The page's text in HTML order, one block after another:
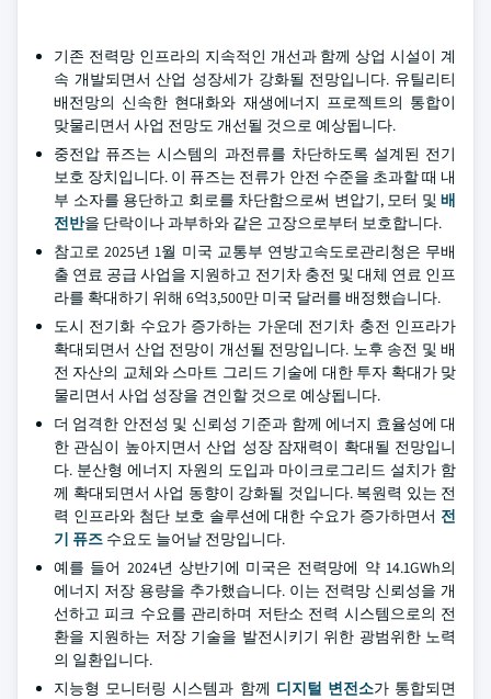
기존 전력망 인프라의 지속적인 개선과 함께 상업 시설이 계
속 개발되면서 산업 성장세가 강화될 전망입니다. 유틸리티
배전망의 신속한 현대화와 재생에너지 프로젝트의 통합이
맞물리면서 사업 전망도 개선될 것으로 예상됩니다.
중전압 퓨즈는 시스템의 과전류를 차단하도록 설계된 전기
보호 장치입니다. 이 퓨즈는 전류가 안전 수준을 초과할 때 내
부 소자를 용단하고 회로를 차단함으로써 변압기, 모터 및 배
전반을 단락이나 과부하와 같은 고장으로부터 보호합니다.
참고로 2025년 1월 미국 교통부 연방고속도로관리청은 무배
출 연료 공급 사업을 지원하고 전기차 충전 및 대체 연료 인프
라를 확대하기 위해 6억3,500만 미국 달러를 배정했습니다.
도시 전기화 수요가 증가하는 가운데 전기차 충전 인프라가
확대되면서 산업 전망이 개선될 전망입니다. 노후 송전 및 배
전 자산의 교체와 스마트 그리드 기술에 대한 투자 확대가 맞
물리면서 사업 성장을 견인할 것으로 예상됩니다.
더 엄격한 안전성 및 신뢰성 기준과 함께 에너지 효율성에 대
한 관심이 높아지면서 산업 성장 잠재력이 확대될 전망입니
다. 분산형 에너지 자원의 도입과 마이크로그리드 설치가 함
께 확대되면서 사업 동향이 강화될 것입니다. 복원력 있는 전
력 인프라와 첨단 보호 솔루션에 대한 수요가 증가하면서 전
기 퓨즈 수요도 늘어날 전망입니다.
예를 들어 2024년 상반기에 미국은 전력망에 약 14.1GWh의
에너지 저장 용량을 추가했습니다. 이는 전력망 신뢰성을 개
선하고 피크 수요를 관리하며 저탄소 전력 시스템으로의 전
환을 지원하는 저장 기술을 발전시키기 위한 광범위한 노력
의 일환입니다.
지능형 모니터링 시스템과 함께 디지털 변전소가 통합되면